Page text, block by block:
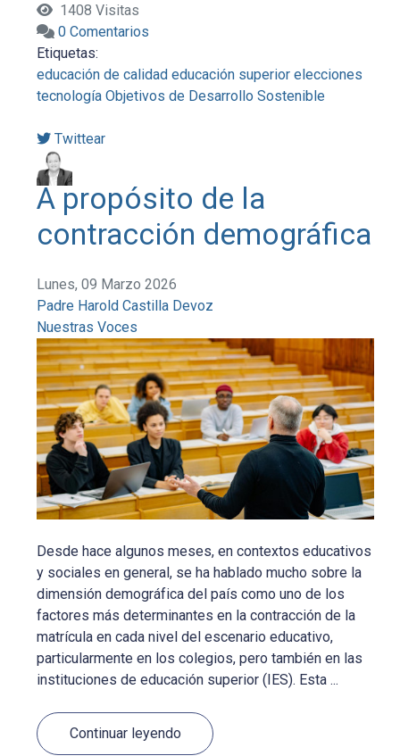
1408 Visitas
0 Comentarios
Etiquetas:
educación de calidad educación superior elecciones
tecnología Objetivos de Desarrollo Sostenible
Twittear
A propósito de la
contracción demográfica
Lunes, 09 Marzo 2026
Padre Harold Castilla Devoz
Nuestras Voces
Desde hace algunos meses, en contextos educativos
y sociales en general, se ha hablado mucho sobre la
dimensión demográfica del país como uno de los
factores más determinantes en la contracción de la
matrícula en cada nivel del escenario educativo,
particularmente en los colegios, pero también en las
instituciones de educación superior (IES). Esta ...
Continuar leyendo